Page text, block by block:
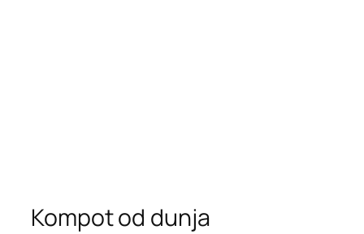
Kompot od dunja